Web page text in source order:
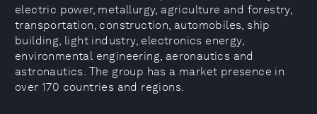
electric power, metallurgy, agriculture and forestry,
transportation, construction, automobiles, ship
building, light industry, electronics energy,
environmental engineering, aeronautics and
astronautics. The group has a market presence in
over 170 countries and regions.